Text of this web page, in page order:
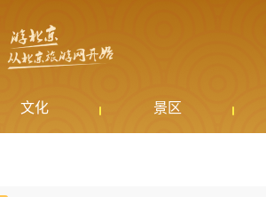
文化 景区